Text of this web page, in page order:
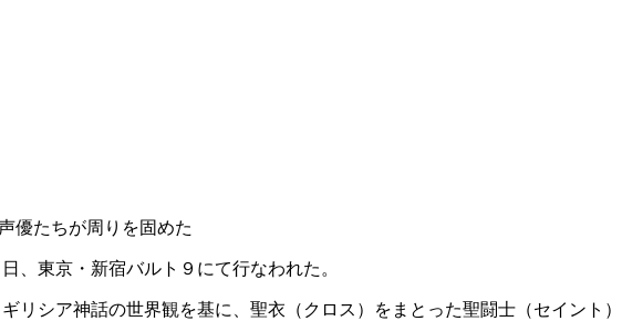
優たちが周りを固めた
、東京・新宿バルト９にて行なわれた。
ギリシア神話の世界観を基に、聖衣（クロス）をまとった聖闘士（セイント）